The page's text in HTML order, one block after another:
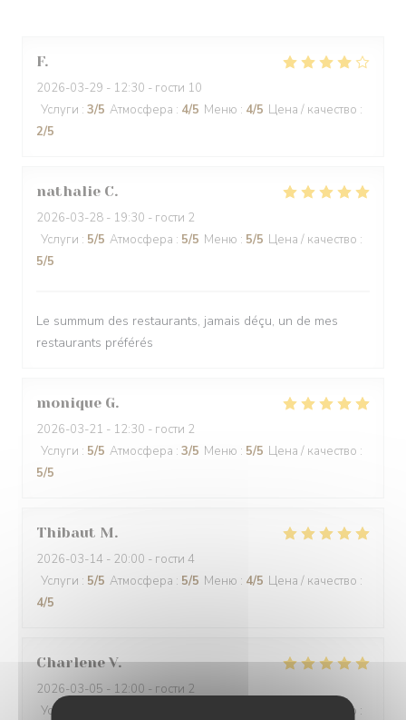
F
2026-03-29 - 12:30 - гости 10
Услуги : 3/5 Атмосфера : 4/5 Меню : 4/5 Цена / качество :
2/5
nathalie C
2026-03-28 - 19:30 - гости 2
Услуги : 5/5 Атмосфера : 5/5 Меню : 5/5 Цена / качество :
5/5
Le summum des restaurants, jamais déçu, un de mes
restaurants préférés
monique G
2026-03-21 - 12:30 - гости 2
Услуги : 5/5 Атмосфера : 3/5 Меню : 5/5 Цена / качество :
5/5
Thibaut M
2026-03-14 - 20:00 - гости 4
Услуги : 5/5 Атмосфера : 5/5 Меню : 4/5 Цена / качество :
4/5
Charlene V
2026-03-05 - 12:00 - гости 2
Услуги
Цена / качество :